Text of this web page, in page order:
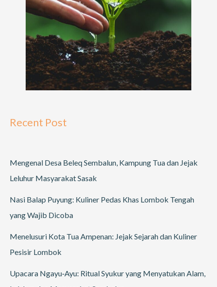
Recent Post
Mengenal Desa Beleq Sembalun, Kampung Tua dan Jejak
Leluhur Masyarakat Sasak
Nasi Balap Puyung: Kuliner Pedas Khas Lombok Tengah
yang Wajib Dicoba
Menelusuri Kota Tua Ampenan: Jejak Sejarah dan Kuliner
Pesisir Lombok
Upacara Ngayu‑Ayu: Ritual Syukur yang Menyatukan Alam,